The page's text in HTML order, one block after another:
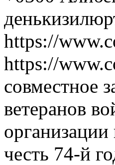
день
https://
https://
совместное
ветеранов
честь 74-й